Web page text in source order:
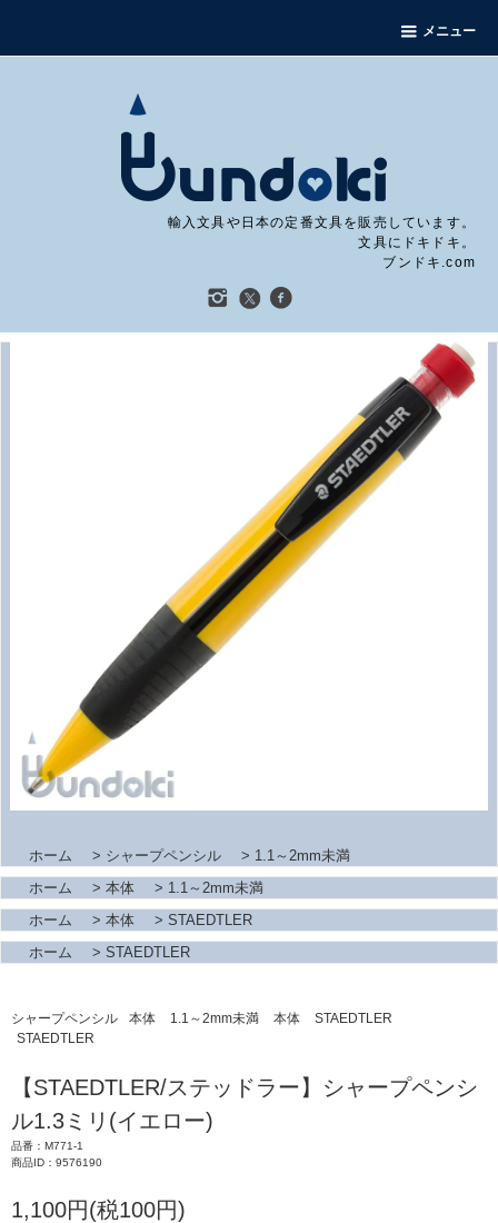
メニュー
輸入文具や日本の定番文具を販売しています。
文具にドキドキ。
ブンドキ.com
ホーム > シャープペンシル > 1.1～2mm未満
ホーム
> 本体 > 1.1～2mm未満
ホーム
> 本体 > STAEDTLER
ホーム
> STAEDTLER
シャープペンシル 本体 1.1～2mm未満 本体
STAEDTLER
STAEDTLER
【STAEDTLER/ステッドラー】シャープペンシ
ル1.3ミリ(イエロー)
品番：M771-1
商品ID：9576190
1,100円(税100円)